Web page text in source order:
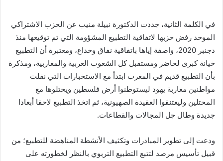
في الكلمة الثانية، جددت الدكتورة نبيلة منيب عن الحزب الاشتراكي
الموحد رفض حزبها لاتفاقية التطبيع المشؤومة التي تم توقيعها منذ
دجنبر 2020، واصفة إياها باتفاقية نفاق وخداع، ومعتبرة أن التطبيع
خيانة كبرى لحاضر ومستقبل كل الشعوب العربية والمغاربية، ومذكرة
بأن التطبيع قديم في المغرب ابتدأ مع الاستخبارات التي نقلت
مواطنين مغاربة يهود ليستوطنوا أرض فلسطين ويحتلوها مع
المحتلين وليعتنقوا العقيدة الصهيونية، ثم اتخذ التطبيع لاحقا أبعادا
جديدة وطال جل المجالات والقطاعات.
ودعت إلى تطوير المبادرات وتكثيف الأنشطة المناهضة للتطبيع؛ من
قبيل تأسيس مرصد لتتبع التطبيع التربوي بالنظر لخطورته على